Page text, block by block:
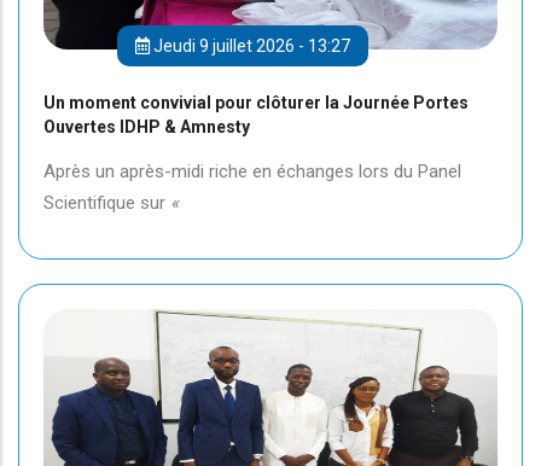
Jeudi 9 juillet 2026 - 13:27
Un moment convivial pour clôturer la Journée Portes
Ouvertes IDHP & Amnesty
Après un après-midi riche en échanges lors du Panel
Scientifique sur «